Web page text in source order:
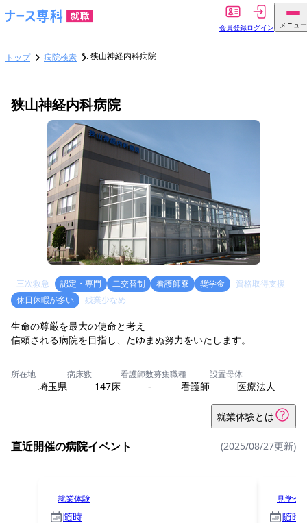
会員登録ログイン メニュー
トップ 病院検索 狭山神経内科病院
狭山神経内科病院
三次救急 認定・専門 二交替制 看護師寮 奨学金
資格取得支援
休日休暇が多い
残業少なめ
生命の尊厳を最大の使命と考え
信頼される病院を目指し、たゆまぬ努力をいたします。
所在地
埼玉県
病床数
147床
看護師数
-
募集職種
看護師
設置母体
医療法人
就業体験とは
直近開催の病院イベント (2025/08/27更新)
就業体験
随時
見学会
随時